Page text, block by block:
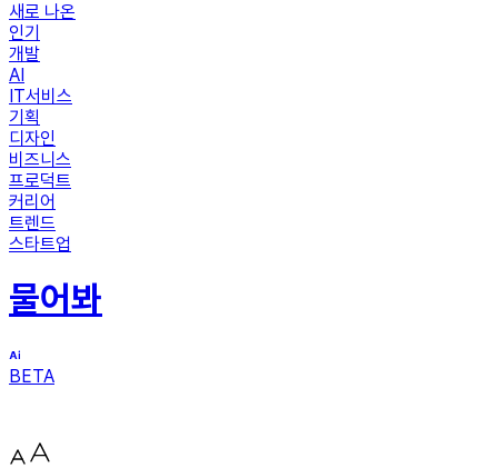
새로 나온
인기
개발
AI
IT서비스
기획
디자인
비즈니스
프로덕트
커리어
트렌드
스타트업
물어봐
BETA